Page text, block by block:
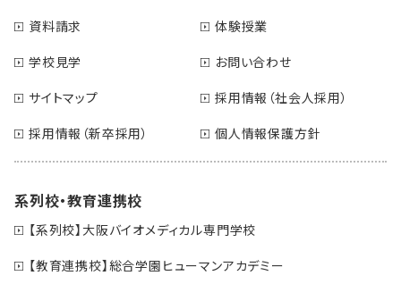
資料請求
体験授業
学校見学
お問い合わせ
サイトマップ
採用情報（社会人採用）
採用情報（新卒採用）
個人情報保護方針
系列校・教育連携校
【系列校】大阪バイオメディカル専門学校
【教育連携校】総合学園ヒューマンアカデミー